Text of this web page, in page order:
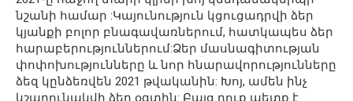
նշանի համար :Կայունություն կցուցադրվի ձեր
կյանքի բոլոր բնագավառներում, հատկապես ձեր
հարաբերություններում:Ձեր մասնագիտության
փոփոխությունները և նոր հնարավորությունները
ձեզ կընձեռվեն 2021 թվականին: Խոյ, ամեն ինչ
կշարունակվի ձեր օգտին: Բայց դուք պետք է